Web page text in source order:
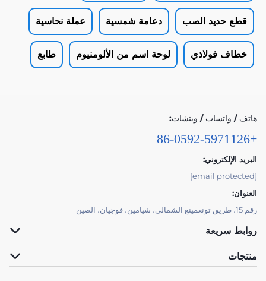
قطع حديد الصب دعامة شمسية عملة نحاسية
خطاف فولاذي لوحة اسم من الألومنيوم طابع
هاتف / واتساب / ويتشات:
+86-0592-5971126
البريد الإلكتروني:
العنوان:
رقم 15، طريق تونغمينغ الشمالي، شيامين، فوجيان، الصين
روابط سريعة
منتجات